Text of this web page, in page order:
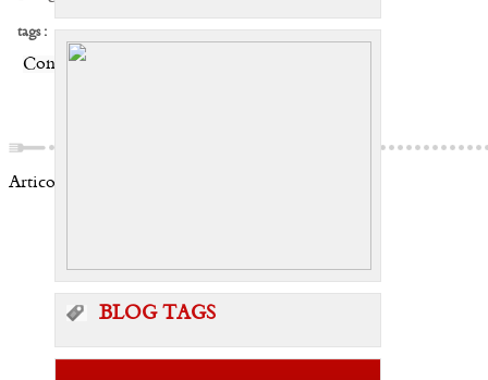
tags :
Condividi:
Articoli correlati:
BLOG TAGS